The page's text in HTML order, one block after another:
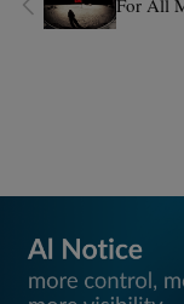
For All